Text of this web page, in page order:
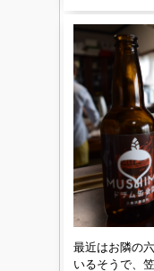
最近はお隣の
いるそうで、